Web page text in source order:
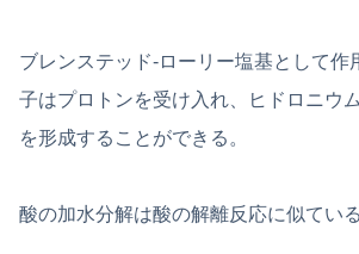
ブレンステッド-ローリー塩基として作
子はプロトンを受け入れ、ヒドロニウ
を形成することができる。
酸の加水分解は酸の解離反応に似ている